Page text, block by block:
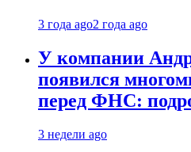
3 года ago2 года ago
У компании
появился
перед ФНС:
3 недели ago